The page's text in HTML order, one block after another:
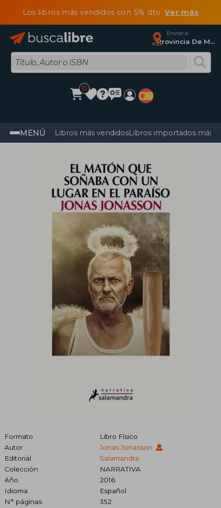
Los libros más vendidos con 5% dtoVer más
Enviar a
Provincia De Madrid
0
MENÚ Libros más vendidosLibros importados más
Formato
Libro Físico
Autor
Jonas Jonasson
Editorial
Salamandra
Colección
NARRATIVA
Año
2016
Idioma
Español
N° páginas
352